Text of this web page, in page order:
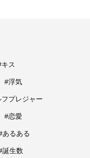
キス
#浮気
プレジャー
#恋愛
あるある
誕生数